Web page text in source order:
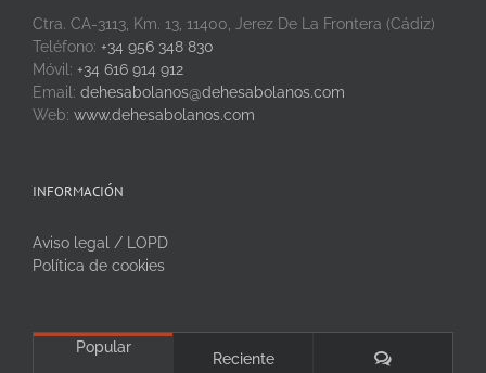
Ctra. CA-3113, Km. 13, 11400, Jerez De La Frontera (Cádiz)
Teléfono: +34 956 348 830
Móvil: +34 616 914 912
Email: dehesabolanos@dehesabolanos.com
Web: www.dehesabolanos.com
INFORMACIÓN
Aviso legal / LOPD
Política de cookies
Popular
Reciente Comentarios